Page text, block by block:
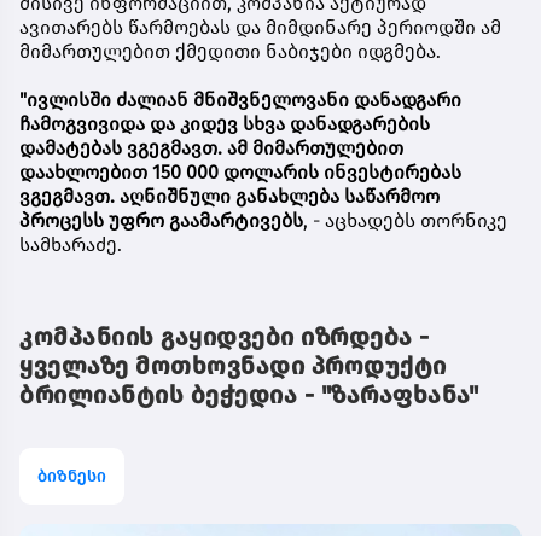
ავითარებს წარმოებას და მიმდინარე პერიოდში ამ
მიმართულებით ქმედითი ნაბიჯები იდგმება.
"ივლისში ძალიან მნიშვნელოვანი დანადგარი
ჩამოგვივიდა და კიდევ სხვა დანადგარების
დამატებას ვგეგმავთ. ამ მიმართულებით
დაახლოებით 150 000 დოლარის ინვესტირებას
ვგეგმავთ. აღნიშნული განახლება საწარმოო
პროცესს უფრო გაამარტივებს, - აცხადებს თორნიკე
სამხარაძე.
კომპანიის გაყიდვები იზრდება -
ყველაზე მოთხოვნადი პროდუქტი
ბრილიანტის ბეჭედია - "ზარაფხანა"
ბიზნესი